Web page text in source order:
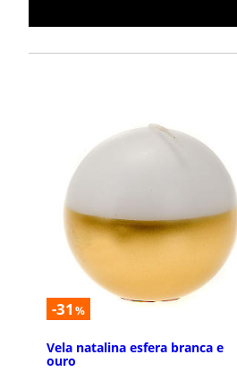
-31 %
Vela natalina esfera branca e
ouro